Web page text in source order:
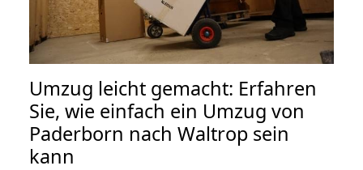
Umzug leicht gemacht: Erfahren
Sie, wie einfach ein Umzug von
Paderborn nach Waltrop sein
kann